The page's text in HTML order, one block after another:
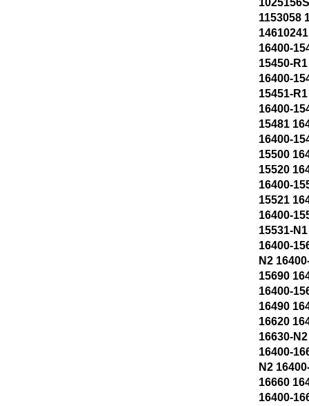
1153058
16400-
15450-
16400-
15451-
16400-
15481
16400-
15500
15520
16400-
15521
16400-
15531-
16400-
N2
15690
16400-
16490
16620
16630-
16400-
N2
16660
16400-